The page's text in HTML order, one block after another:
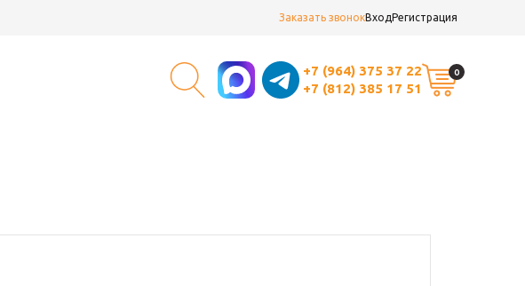
Заказать звонокВходРегистрация
+7 (964) 375 37 22
+7 (812) 385 17 51
0